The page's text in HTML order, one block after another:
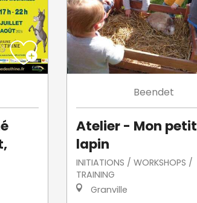
Beendet
Atelier - Mon petit
lapin
INITIATIONS / WORKSHOPS /
TRAINING
Granville